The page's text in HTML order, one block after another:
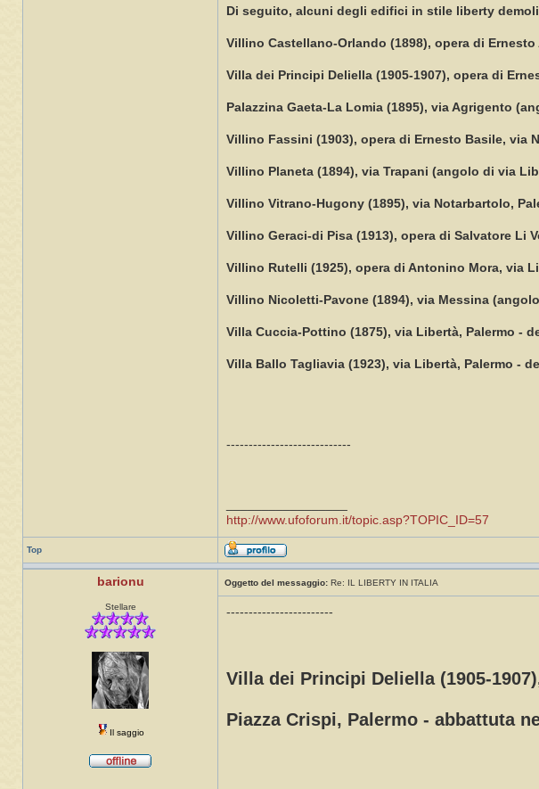
Di seguito, alcuni degli edifici in stile liberty
Villino Castellano-Orlando (1898), opera di
Villa dei Principi Deliella (1905-1907), opera di
Palazzina Gaeta-La Lomia (1895), via Agrigento
Villino Fassini (1903), opera di Ernesto Basile, via
Villino Planeta (1894), via Trapani (angolo di via
Villino Vitrano-Hugony (1895), via Notarbartolo,
Villino Geraci-di Pisa (1913), opera di Salvatore Li
Villino Rutelli (1925), opera di Antonino Mora, via
Villino Nicoletti-Pavone (1894), via Messina
Villa Cuccia-Pottino (1875), via Libertà, Palermo -
Villa Ballo Tagliavia (1923), via Libertà, Palermo -
----------------------------
http://www.ufoforum.it/topic.asp?TOPIC_ID=57
Top
barionu
Stellare
Il saggio
Oggetto del messaggio: Re: IL LIBERTY IN ITALIA
------------------------
Villa dei Principi Deliella (1905-
Piazza Crispi, Palermo - abbattuta